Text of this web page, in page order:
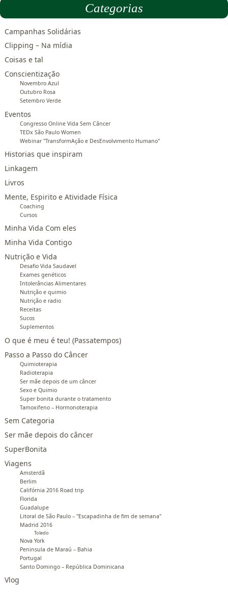
Categorias
Campanhas Solidárias
Clipping – Na mídia
Coisas e tal
Conscientização
Novembro Azul
Outubro Rosa
Setembro Verde
Eventos
Congresso Online Vida Sem Câncer
TEDx São Paulo Women
Webinar "TransformAção e DesEnvolvimento Humano"
Historias que inspiram
Linkagem
Livros
Mente, Espirito e Atividade Física
Coaching
Cursos
Minha Vida Com eles
Minha Vida Contigo
Nutrição e Vida
Desafio Vida Saudavel
Exames genéticos
Intolerâncias Alimentares
Nutrição e quimio
Nutrição e radio
Receitas
Sucos
Suplementos
O que é meu é teu! (Passatempos)
Passo a Passo do Câncer
Quimioterapia
Radioterapia
Ser mãe depois de um câncer
Sexo e Quimio
Super bonita durante o tratamento
Tamoxifeno – Hormonoterapia
Sem Categoria
Ser mãe depois do câncer
SuperBonita
Viagens
Amsterdã
Berlim
Califórnia 2016 Road trip
Florida
Guadalupe
Litoral de São Paulo – "Escapadinha de fim de semana"
Madrid 2016
Toledo
Nova York
Peninsula de Maraú – Bahia
Portugal
Santo Domingo – República Dominicana
Vlog